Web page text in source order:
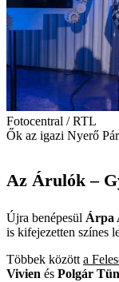
Fotocentral / RTL
Ők az igazi Nyerő
Az Árulók –
Újra benépesül Árpa
is kifejezetten színes
Többek között a
Vivien és Polgár